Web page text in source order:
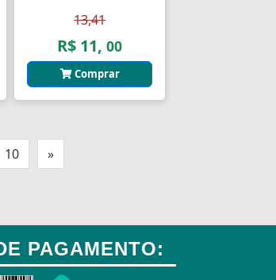
13,41
R$ 11,00
Comprar
10 »
PAGAMENTO: